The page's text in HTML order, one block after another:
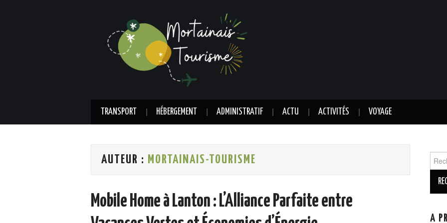
TRANSPORT HÉBERGEMENT ADMINISTRATIF ACTU ACTIVITÉS VOYAGE
AUTEUR : MORTAINAIS-TOURISME
Mobile Home à Lanton : L’Alliance Parfaite entre
A